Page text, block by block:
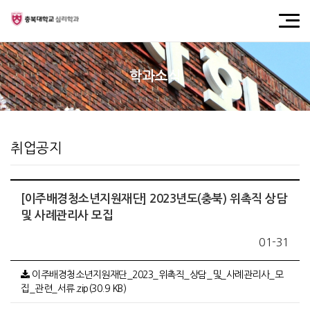
학과소식
취업공지
[이주배경청소년지원재단] 2023년도(충북) 위촉직 상담
및 사례관리사 모집
01-31
이주배경청소년지원재단_2023_위촉직_상담_및_사례관리사_모
집_관련_서류.zip(30.9 KB)